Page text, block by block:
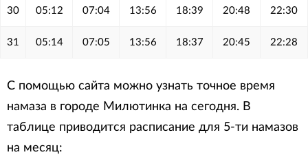
30 05:12 07:04 13:56 18:39 20:48 22:30
31 05:14 07:05 13:56 18:37 20:45 22:28
С помощью сайта можно узнать точное время
намаза в городе Милютинка на сегодня. В
таблице приводится расписание для 5-ти намазов
на месяц: